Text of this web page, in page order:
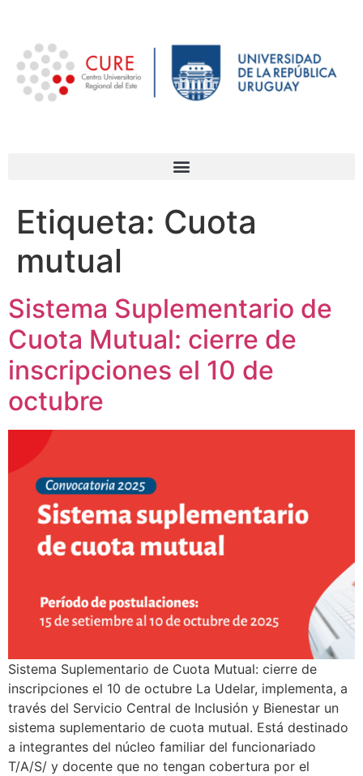
Etiqueta: Cuota
mutual
Sistema Suplementario de
Cuota Mutual: cierre de
inscripciones el 10 de
octubre​
Sistema Suplementario de Cuota Mutual: cierre de
inscripciones el 10 de octubre La Udelar, implementa, a
través del Servicio Central de Inclusión y Bienestar un
sistema suplementario de cuota mutual. Está destinado
a integrantes del núcleo familiar del funcionariado
T/A/S/ y docente que no tengan cobertura por el